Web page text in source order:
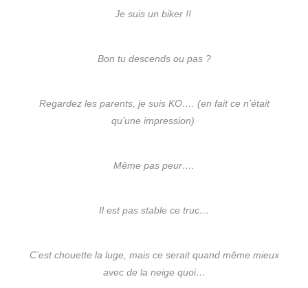
Je suis un biker !!
Bon tu descends ou pas ?
Regardez les parents, je suis KO…. (en fait ce n’était
qu’une impression)
Même pas peur….
Il est pas stable ce truc…
C’est chouette la luge, mais ce serait quand même mieux
avec de la neige quoi…